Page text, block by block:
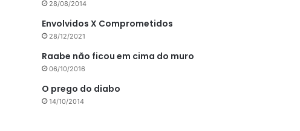
28/08/2014
Envolvidos X Comprometidos
28/12/2021
Raabe não ficou em cima do muro
06/10/2016
O prego do diabo
14/10/2014